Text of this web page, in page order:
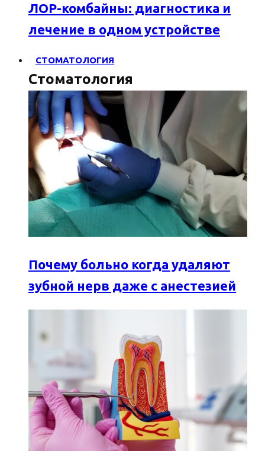
ЛОР-комбайны: диагностика и
лечение в одном устройстве
СТОМАТОЛОГИЯ
Стоматология
Почему больно когда удаляют
зубной нерв даже с анестезией